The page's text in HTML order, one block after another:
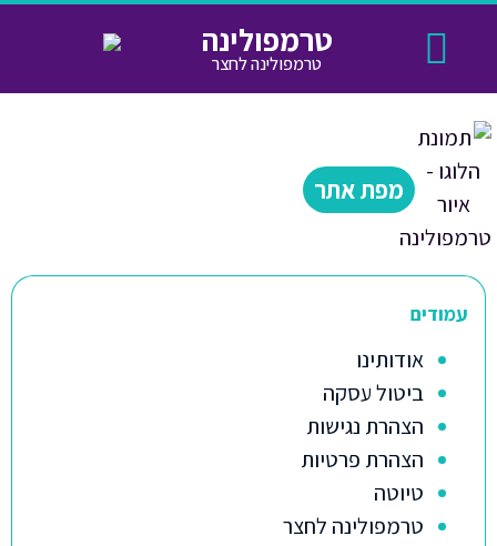
טרמפולינה
טרמפולינה לחצר
מפת אתר
עמודים
אודותינו
ביטול עסקה
הצהרת נגישות
הצהרת פרטיות
טיוטה
טרמפולינה לחצר